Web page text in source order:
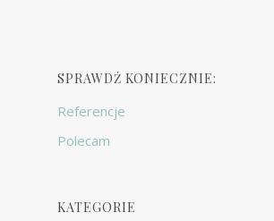
SPRAWDŹ KONIECZNIE:
Referencje
Polecam
KATEGORIE